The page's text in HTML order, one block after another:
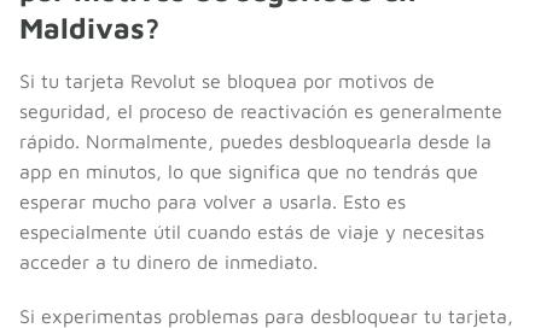
Maldivas?
Si tu tarjeta Revolut se bloquea por motivos de
seguridad, el proceso de reactivación es generalmente
rápido. Normalmente, puedes desbloquearla desde la
app en minutos, lo que significa que no tendrás que
esperar mucho para volver a usarla. Esto es
especialmente útil cuando estás de viaje y necesitas
acceder a tu dinero de inmediato.
Si experimentas problemas para desbloquear tu tarjeta,